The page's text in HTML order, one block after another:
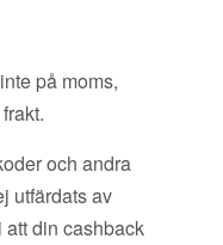
på moms,
och andra
utfärdats av
din cashback